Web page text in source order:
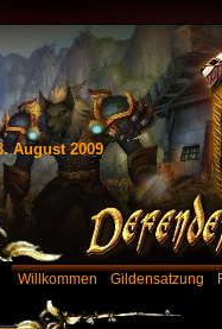
August 2009
Willkommen Gildensatzung